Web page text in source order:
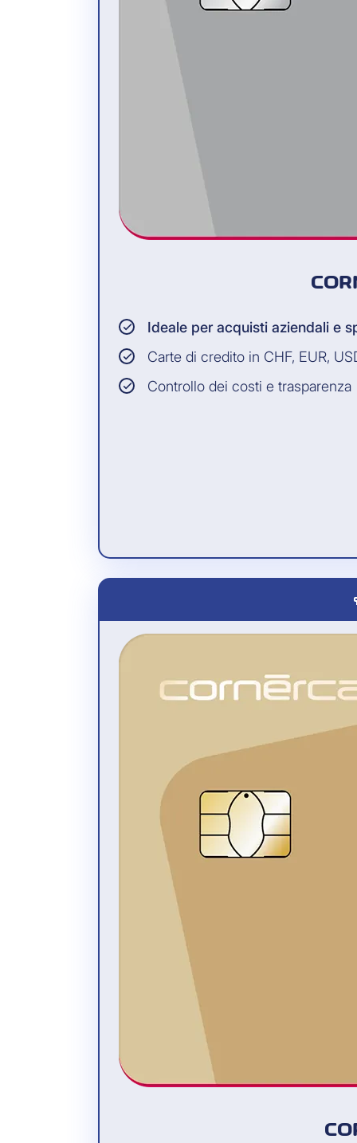
Ideale per acquisti aziendali e
Carte di credito in CHF, EUR,
Controllo dei costi e trasparenza